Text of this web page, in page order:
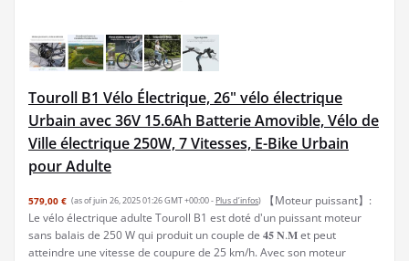
Touroll B1 Vélo Électrique, 26" vélo électrique
Urbain avec 36V 15.6Ah Batterie Amovible, Vélo de
Ville électrique 250W, 7 Vitesses, E-Bike Urbain
pour Adulte
579,00 € (as of juin 26, 2025 01:26 GMT +00:00 - Plus d’infos)
【Moteur puissant】:
Le vélo électrique adulte Touroll B1 est doté d'un puissant moteur
sans balais de 250 W qui produit un couple de 𝟒𝟓 𝐍.𝐌 et peut
atteindre une vitesse de coupure de 25 km/h. Avec son moteur